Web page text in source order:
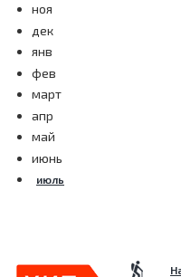
ноя
дек
янв
фев
март
апр
май
июнь
июль